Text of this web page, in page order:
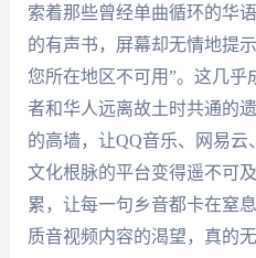
索着那些曾经单曲循环的华
的有声书，屏幕却无情地提
您所在地区不可用”。这几乎
者和华人远离故土时共通的
的高墙，让QQ音乐、网易
文化根脉的平台变得遥不可
累，让每一句乡音都卡在窒
质音视频内容的渴望，真的